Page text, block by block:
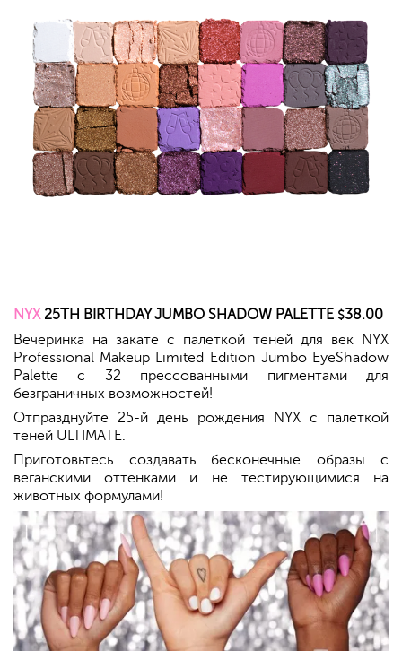
NYX25TH BIRTHDAY JUMBO SHADOW PALETTE $38.00
Вечеринка на закате с палеткой теней для век NYX
Professional Makeup Limited Edition Jumbo EyeShadow
Palette с 32 прессованными пигментами для
безграничных возможностей!
Отпразднуйте 25-й день рождения NYX с палеткой
теней ULTIMATE.
Приготовьтесь создавать бесконечные образы с
веганскими оттенками и не тестирующимися на
животных формулами!